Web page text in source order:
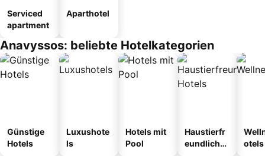
Serviced
apartment
Aparthotel
Anavyssos: beliebte Hotelkategorien
Günstige
Hotels
Luxushote
ls
Hotels mit
Pool
Haustierfr
eundliche
otels